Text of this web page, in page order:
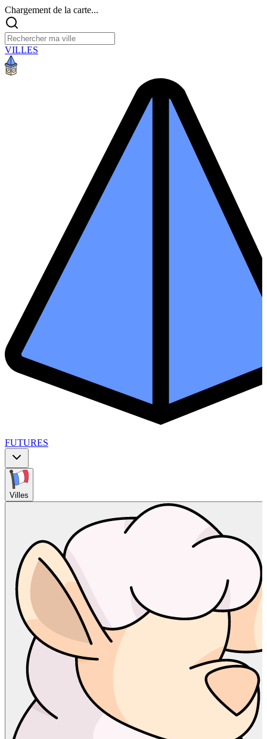
Chargement de la carte...
VILLES
FUTURES
Villes